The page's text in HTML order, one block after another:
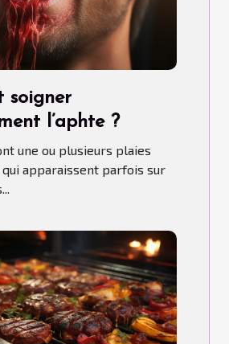
soigner
l’aphte ?
une ou plusieurs plaies
apparaissent parfois sur